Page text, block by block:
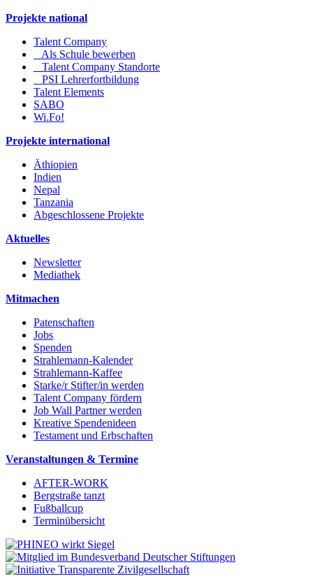
Projekte national
Talent Company
Als Schule bewerben
Talent Company Standorte
PSI Lehrerfortbildung
Talent Elements
SABO
Wi.Fo!
Projekte international
Äthiopien
Indien
Nepal
Tanzania
Abgeschlossene Projekte
Aktuelles
Newsletter
Mediathek
Mitmachen
Patenschaften
Jobs
Spenden
Strahlemann-Kalender
Strahlemann-Kaffee
Starke/r Stifter/in werden
Talent Company fördern
Job Wall Partner werden
Kreative Spendenideen
Testament und Erbschaften
Veranstaltungen & Termine
AFTER-WORK
Bergstraße tanzt
Fußballcup
Terminübersicht